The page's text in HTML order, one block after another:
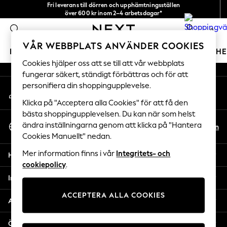
Fri leverans till dörren och upphämtningsställen
över 600 kr inom 2–4 arbetsdagar*
0
FLICKOR POJKAR BABY DAMER HERRAR
GIRLS
New In
50 - 92cm
98 - 110cm
116 - 134cm
140 - 174cm
Trending: Top & Short Sets
Trending: Clogs
All Clothing
Coats & Jackets
Sweatshirts & Hoodies
An error occurred on client
Våra sociala nätverk
Mitt konto
Logga in på ditt konto
Välj Språk
Svenska
Sv En
Hjälp
Integritet & Juridik
Avdelningar
Övriga tjänster
VÅR WEBBPLATS ANVÄNDER COOKIES
Cookies hjälper oss att se till att vår webbplats
fungerar säkert, ständigt förbättras och för att
personifiera din shoppingupplevelse.
Klicka på "Acceptera alla Cookies" för att få den
bästa shoppingupplevelsen. Du kan när som helst
ändra inställningarna genom att klicka på "Hantera
Cookies Manuellt" nedan.
Mer information finns i vår Integritets- och
cookiepolicy.
ACCEPTERA ALLA COOKIES